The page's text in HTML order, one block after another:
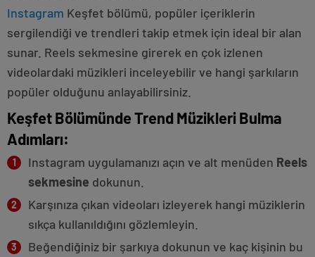
Instagram Keşfet bölümü, popüler içeriklerin
sergilendiği ve trendleri takip etmek için ideal bir alan
sunar. Reels sekmesine girerek en çok izlenen
videolardaki müzikleri inceleyebilir ve hangi şarkıların
popüler olduğunu anlayabilirsiniz.
Keşfet Bölümünde Trend Müzikleri Bulma
Adımları:
Instagram uygulamanızı açın ve alt menüden Reels
sekmesine dokunun.
Karşınıza çıkan videoları izleyerek hangi müziklerin
sıkça kullanıldığını gözlemleyin.
Beğendiğiniz bir şarkıya dokunun ve kaç kişinin bu